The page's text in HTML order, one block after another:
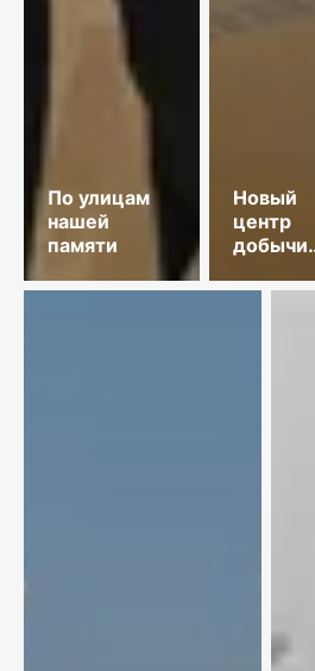
По улицам
нашей
памяти
Новый
центр
добычи